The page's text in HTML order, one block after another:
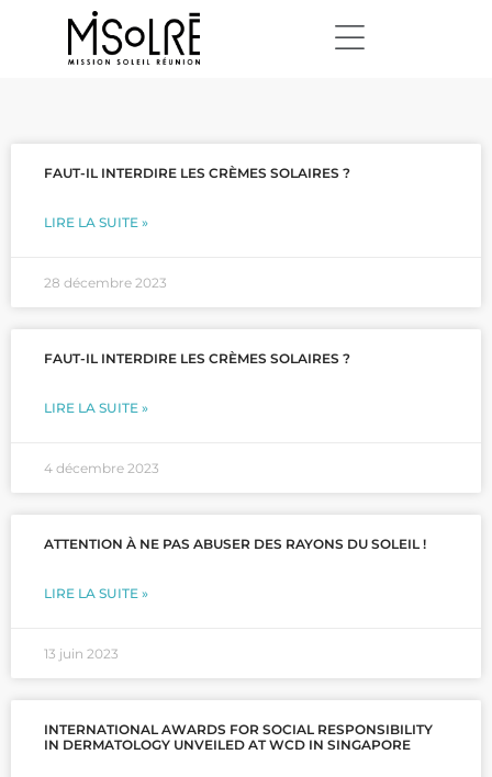
FAUT-IL INTERDIRE LES CRÈMES SOLAIRES ?
LIRE LA SUITE »
28 décembre 2023
FAUT-IL INTERDIRE LES CRÈMES SOLAIRES ?
LIRE LA SUITE »
4 décembre 2023
ATTENTION À NE PAS ABUSER DES RAYONS DU SOLEIL !
LIRE LA SUITE »
13 juin 2023
INTERNATIONAL AWARDS FOR SOCIAL RESPONSIBILITY
IN DERMATOLOGY UNVEILED AT WCD IN SINGAPORE